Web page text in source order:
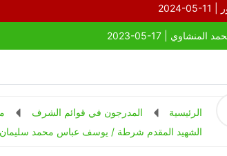
الرئيسية المدرجون في قوائم الشرف
الشهيد المقدم شرطة / يوسف عباس محمد سليمان